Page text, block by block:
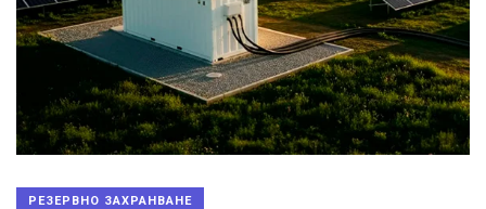
РЕЗЕРВНО ЗАХРАНВАНЕ